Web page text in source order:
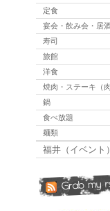
定食
宴会・飲み会・居
寿司
旅館
洋食
焼肉・ステーキ（肉
鍋
食べ放題
麺類
福井（イベント）